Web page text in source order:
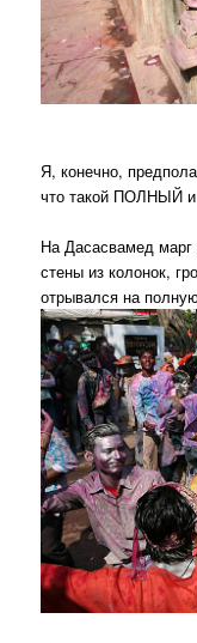
Я, конечно,
что такой ПОЛНЫЙ
На Дасасвамед марг
стены из колонок,
отрывался на